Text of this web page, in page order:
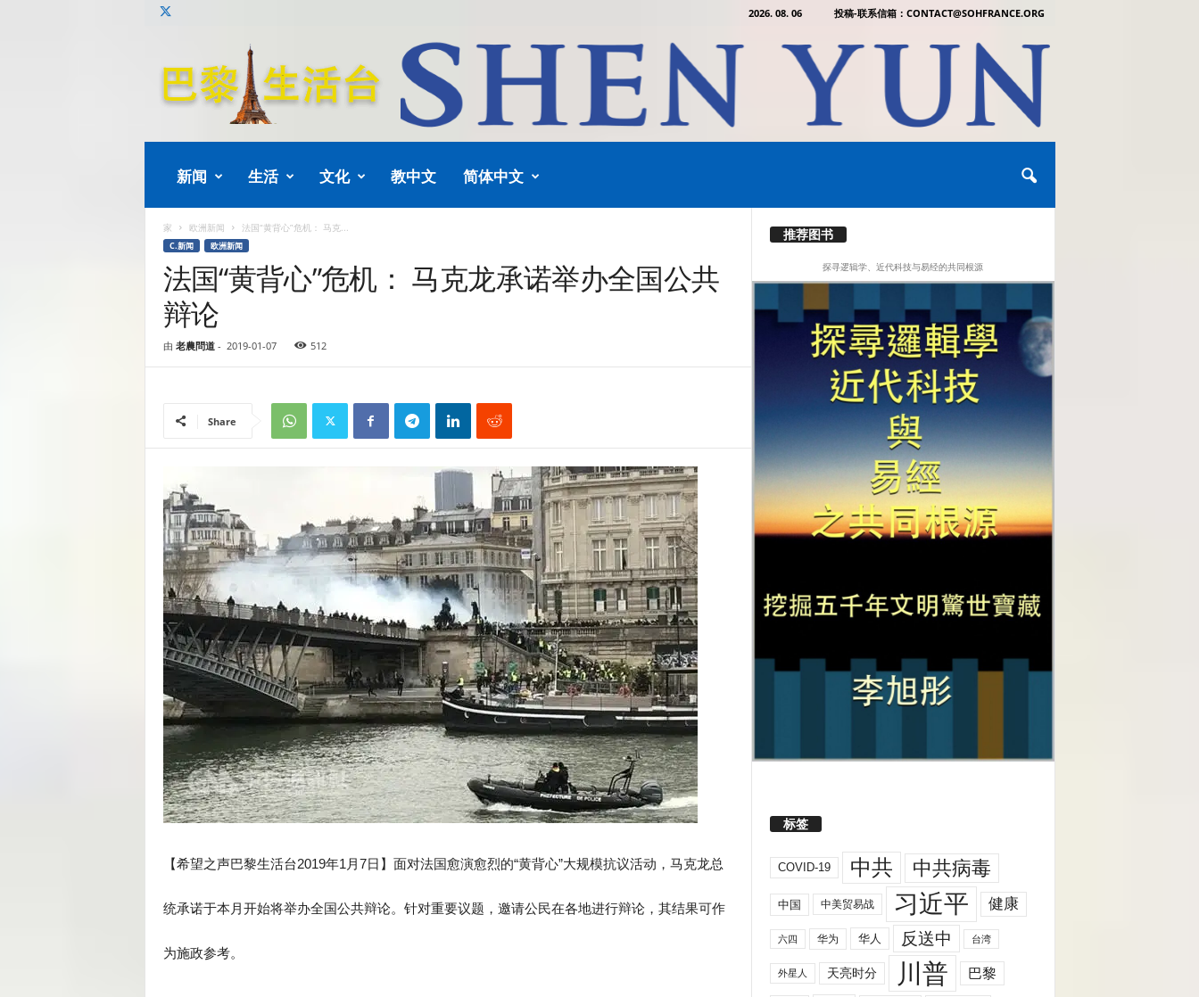
2026. 08. 06 投稿-联系信箱：CONTACT@SOHFRANCE.ORG
新闻 生活 文化 教中文 简体中文
家 欧洲新闻 法国“黄背心”危机： 马克...
C.新闻 欧洲新闻
法国“黄背心”危机： 马克龙承诺举办全国公共
辩论
由 老農問道- 2019-01-07 512
Share
【希望之声巴黎生活台2019年1月7日】面对法国愈演愈烈的“黄背心”大规模抗议活动，马克龙总
统承诺于本月开始将举办全国公共辩论。针对重要议题，邀请公民在各地进行辩论，其结果可作
为施政参考。
推荐图书
探寻逻辑学、近代科技与易经的共同根源
标签
COVID-19 中共 中共病毒
中国 中美贸易战 习近平 健康
六四 华为 华人 反送中 台湾
外星人 天亮时分 川普 巴黎